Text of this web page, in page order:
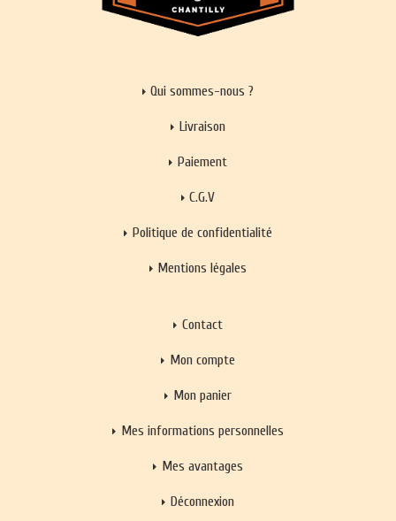
Qui sommes-nous ?
Livraison
Paiement
C.G.V
Politique de confidentialité
Mentions légales
Contact
Mon compte
Mon panier
Mes informations personnelles
Mes avantages
Déconnexion